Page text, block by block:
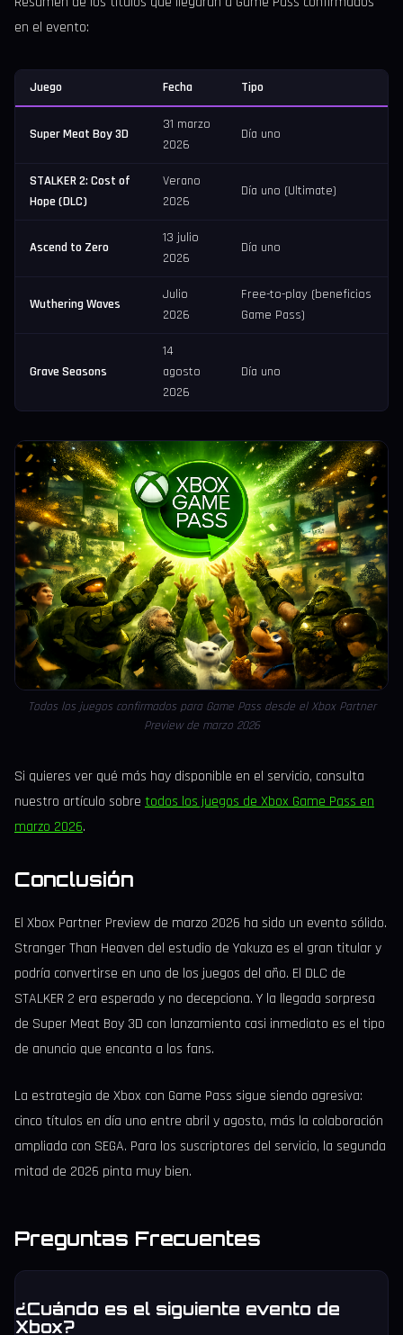
en el evento:
Juego Fecha Tipo
Super Meat Boy 3D
31 marzo
2026
Día uno
STALKER 2: Cost of
Hope (DLC)
Verano
2026
Día uno (Ultimate)
Ascend to Zero
13 julio
2026
Día uno
Wuthering Waves
Julio
2026
Free-to-play (beneficios
Game Pass)
Grave Seasons
14
agosto
2026
Día uno
Todos los juegos confirmados para Game Pass desde el Xbox Partner
Preview de marzo 2026
Si quieres ver qué más hay disponible en el servicio, consulta
nuestro artículo sobre todos los juegos de Xbox Game Pass en
marzo 2026.
Conclusión
El Xbox Partner Preview de marzo 2026 ha sido un evento sólido.
Stranger Than Heaven del estudio de Yakuza es el gran titular y
podría convertirse en uno de los juegos del año. El DLC de
STALKER 2 era esperado y no decepciona. Y la llegada sorpresa
de Super Meat Boy 3D con lanzamiento casi inmediato es el tipo
de anuncio que encanta a los fans.
La estrategia de Xbox con Game Pass sigue siendo agresiva:
cinco títulos en día uno entre abril y agosto, más la colaboración
ampliada con SEGA. Para los suscriptores del servicio, la segunda
mitad de 2026 pinta muy bien.
Preguntas Frecuentes
¿Cuándo es el siguiente evento de
Xbox?